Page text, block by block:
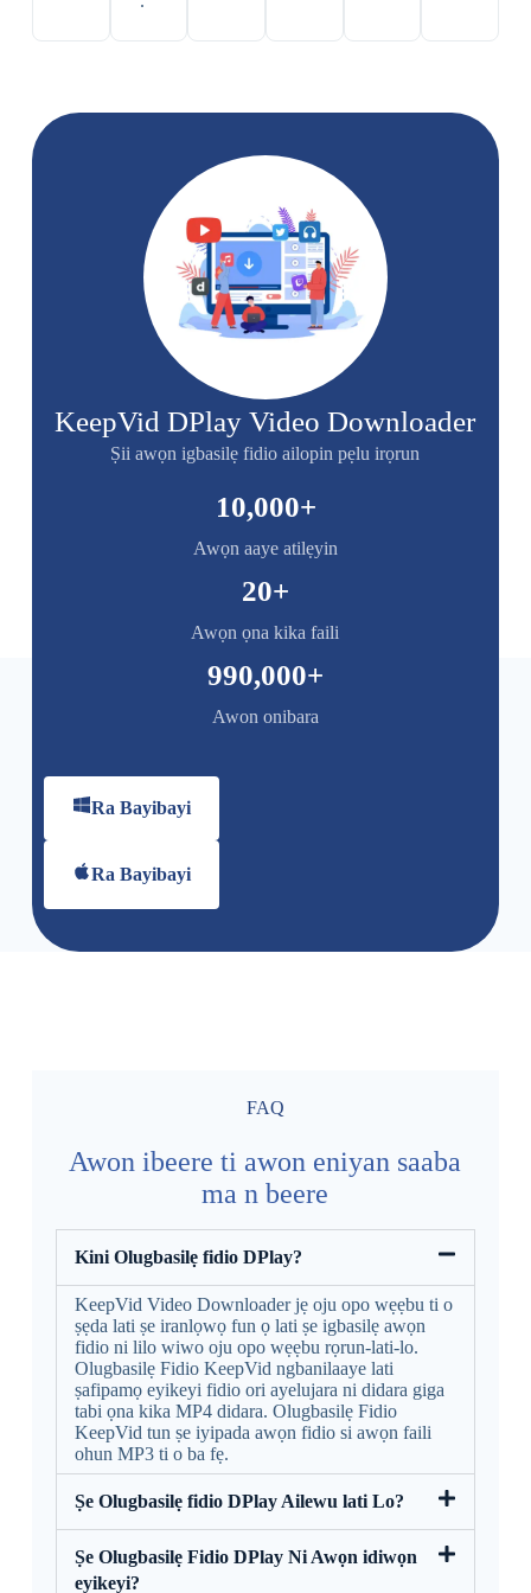
KeepVid DPlay Video Downloader
Ṣii awọn igbasilẹ fidio ailopin pẹlu irọrun
Awọn aaye atilẹyin
10,000+
Awọn ọna kika faili
20+
Awon onibara
990,000+
Ra Bayibayi
Ra Bayibayi
FAQ
Awon ibeere ti awon eniyan saaba
ma n beere
Kini Olugbasilẹ fidio DPlay?
KeepVid Video Downloader jẹ oju opo wẹẹbu ti o
ṣẹda lati ṣe iranlọwọ fun ọ lati ṣe igbasilẹ awọn
fidio ni lilo wiwo oju opo wẹẹbu rọrun-lati-lo.
Olugbasilẹ Fidio KeepVid ngbanilaaye lati
ṣafipamọ eyikeyi fidio ori ayelujara ni didara giga
tabi ọna kika MP4 didara. Olugbasilẹ Fidio
KeepVid tun ṣe iyipada awọn fidio si awọn faili
ohun MP3 ti o ba fẹ.
Ṣe Olugbasilẹ fidio DPlay Ailewu lati Lo?
Ṣe Olugbasilẹ Fidio DPlay Ni Awọn idiwọn
eyikeyi?